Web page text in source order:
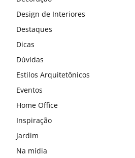
Design de Interiores
Destaques
Dicas
Dúvidas
Estilos Arquitetônicos
Eventos
Home Office
Inspiração
Jardim
Na mídia